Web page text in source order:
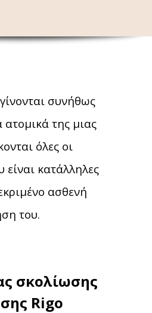
συνήθως
ατομικά της μιας
όλες οι
είναι κατάλληλες
ασθενή
του.
σκολίωσης
Rigo